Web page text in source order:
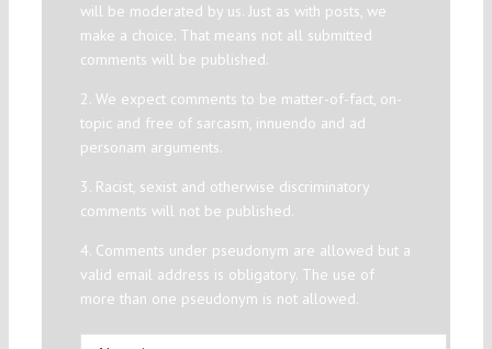
will be moderated by us. Just as with posts, we
make a choice. That means not all submitted
comments will be published.
2. We expect comments to be matter-of-fact, on-
topic and free of sarcasm, innuendo and ad
personam arguments.
3. Racist, sexist and otherwise discriminatory
comments will not be published.
4. Comments under pseudonym are allowed but a
valid email address is obligatory. The use of
more than one pseudonym is not allowed.